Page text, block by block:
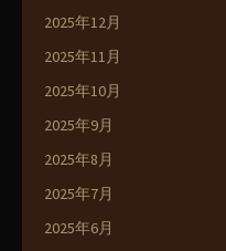
2025年12月
2025年11月
2025年10月
2025年9月
2025年8月
2025年7月
2025年6月